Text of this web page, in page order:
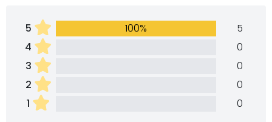
5 100%
5
4
0
3
0
2
0
1
0